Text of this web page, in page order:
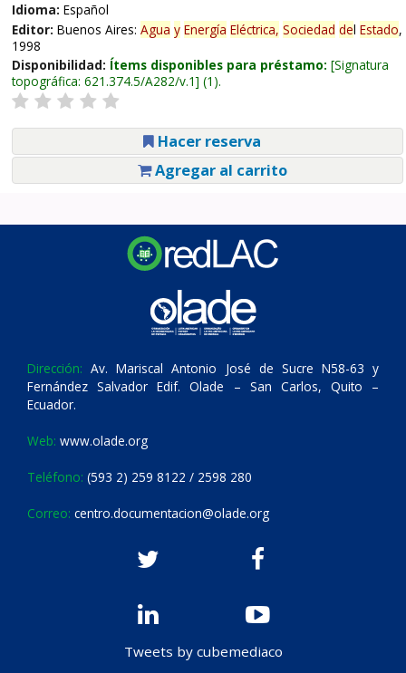
Idioma: Español
Editor: Buenos Aires: Agua y Energía Eléctrica, Sociedad del Estado,
1998
Disponibilidad: Ítems disponibles para préstamo: Signatura
topográfica: 621.374.5/A282/v.1 (1).
Hacer reserva
Agregar al carrito
Dirección: Av. Mariscal Antonio José de Sucre N58-63 y
Fernández Salvador Edif. Olade – San Carlos, Quito –
Ecuador.
Web: www.olade.org
Teléfono: (593 2) 259 8122 / 2598 280
Correo: centro.documentacion@olade.org
Tweets by cubemediaco